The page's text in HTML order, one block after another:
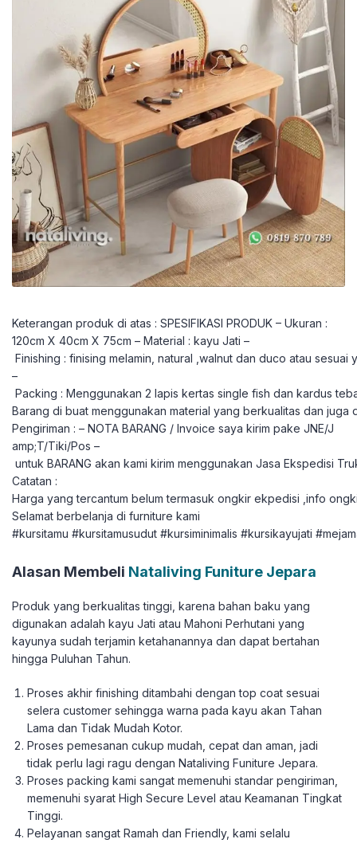
Keterangan produk di atas : SPESIFIKASI PRODUK – Ukuran :
120cm X 40cm X 75cm – Material : kayu Jati –
Finishing : finising melamin, natural ,walnut dan duco atau sesuai
–
Packing : Menggunakan 2 lapis kertas single fish dan kardus
Barang di buat menggunakan material yang berkualitas dan
Pengiriman : – NOTA BARANG / Invoice saya kirim pake JNE/J
amp;T/Tiki/Pos –
untuk BARANG akan kami kirim menggunakan Jasa Ekspedisi
Catatan :
Harga yang tercantum belum termasuk ongkir ekpedisi ,info
Selamat berbelanja di furniture kami
#kursitamu #kursitamusudut #kursiminimalis #kursikayujati
Alasan Membeli Nataliving Funiture Jepara
Produk yang berkualitas tinggi, karena bahan baku yang
digunakan adalah kayu Jati atau Mahoni Perhutani yang
kayunya sudah terjamin ketahanannya dan dapat bertahan
hingga Puluhan Tahun.
Proses akhir finishing ditambahi dengan top coat sesuai
selera customer sehingga warna pada kayu akan Tahan
Lama dan Tidak Mudah Kotor.
Proses pemesanan cukup mudah, cepat dan aman, jadi
tidak perlu lagi ragu dengan Nataliving Funiture Jepara.
Proses packing kami sangat memenuhi standar pengiriman,
memenuhi syarat High Secure Level atau Keamanan Tingkat
Tinggi.
Pelayanan sangat Ramah dan Friendly, kami selalu